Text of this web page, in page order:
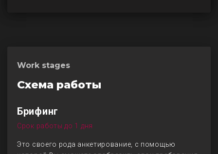
Work stages
Схема работы
Брифинг
Срок работы до 1 дня
Это своего рода анкетирование, с помощью